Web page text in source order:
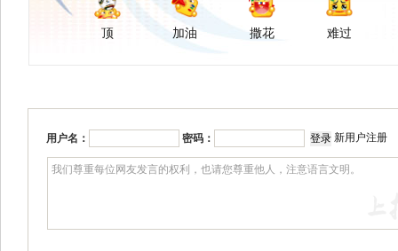
顶 加油 撒花 难过
用户名： 密码： 新用户注册